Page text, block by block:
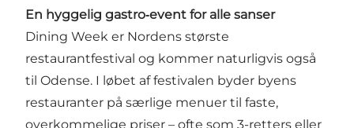
En hyggelig gastro‑event for alle sanser
Dining Week er Nordens største
restaurantfestival og kommer naturligvis også
til Odense. I løbet af festivalen byder byens
restauranter på særlige menuer til faste,
overkommelige priser – ofte som 3-retters eller